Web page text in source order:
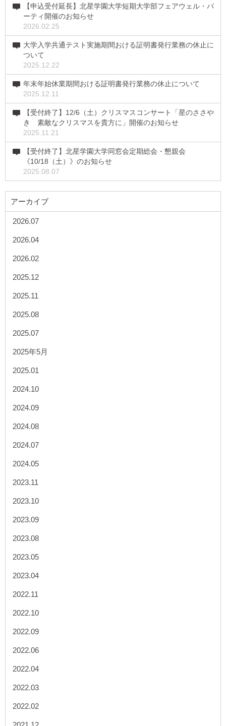
【申込受付延長】北星学園大学短期大学部フェアウェル・パ
ーティ開催のお知らせ
2026.02.25
大学入学共通テスト実施期間おける証明書発行業務の休止に
ついて
2025.12.22
年末年始休業期間おける証明書発行業務の休止について
2025.12.11
【受付終了】12/6（土）クリスマスコンサート「星のささや
き 素敵なクリスマスを貴方に」開催のお知らせ
2025.11.21
【受付終了】北星学園大学同窓会定期総会・懇親会
《10/18（土）》のお知らせ
2025.08.07
アーカイブ
2026.07
2026.04
2026.02
2025.12
2025.11
2025.08
2025.07
2025年5月
2025.01
2024.10
2024.09
2024.08
2024.07
2024.05
2023.11
2023.10
2023.09
2023.08
2023.05
2023.04
2022.11
2022.10
2022.09
2022.06
2022.04
2022.03
2022.02